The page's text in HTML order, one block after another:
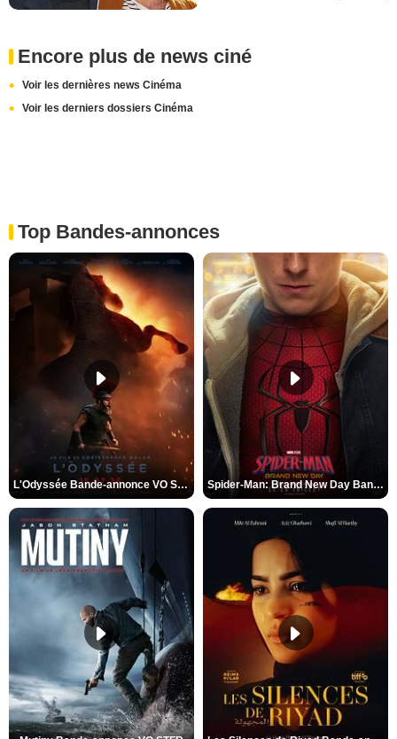
Encore plus de news ciné
Voir les dernières news Cinéma
Voir les derniers dossiers Cinéma
Top Bandes-annonces
L'Odyssée Bande-annonce VO STFR Spider-Man: Brand New Day Bande-annonce VO STFR